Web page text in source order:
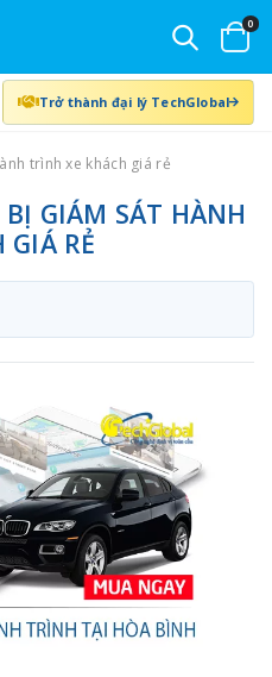
0
Trở thành đại lý TechGlobal
trình xe khách giá rẻ
GIÁM SÁT HÀNH
GIÁ RẺ